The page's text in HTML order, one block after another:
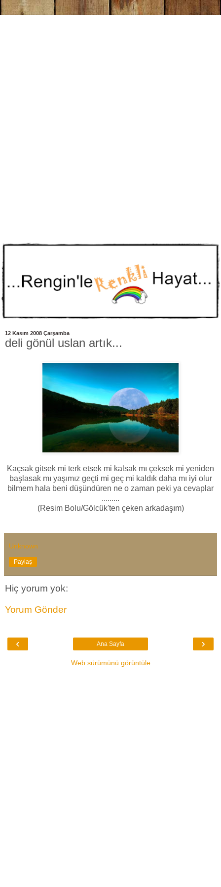
12 Kasım 2008 Çarşamba
deli gönül uslan artık...
Kaçsak gitsek mi terk etsek mi kalsak mı çeksek mi yeniden
başlasak mı yaşımız geçti mi geç mi kaldık daha mı iyi olur
bilmem hala beni düşündüren ne o zaman peki ya cevaplar
.........
(Resim Bolu/Gölcük'ten çeken arkadaşım)
Unknown
Paylaş
Hiç yorum yok:
Yorum Gönder
‹ ›
Ana Sayfa
Web sürümünü görüntüle